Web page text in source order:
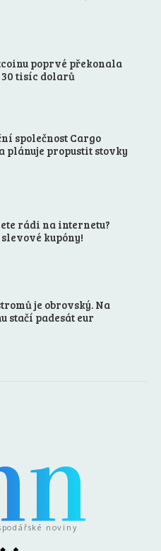
poprvé překonala
tisíc dolarů
společnost Cargo
plánuje propustit stovky
rádi na internetu?
kupóny!
je obrovský. Na
stačí padesát eur
noviny